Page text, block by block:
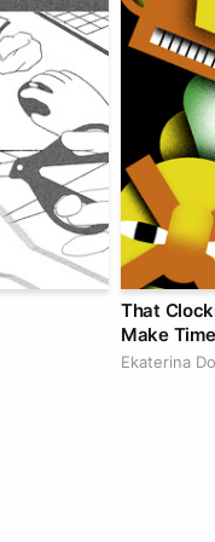
That
Make Time
Ekaterina